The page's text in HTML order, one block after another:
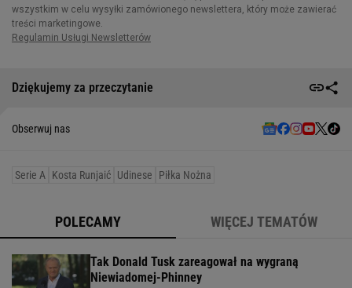
Dziękujemy za przeczytanie
Obserwuj nas
Serie A Kosta Runjaić Udinese Piłka Nożna
POLECAMY WIĘCEJ TEMATÓW
Tak Donald Tusk zareagował na wygraną
Niewiadomej-Phinney